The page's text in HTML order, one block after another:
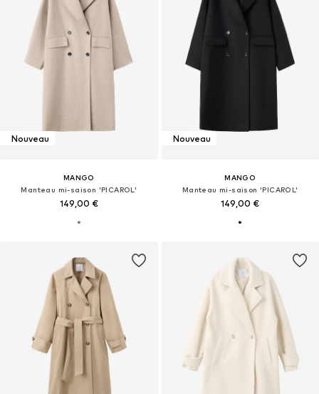
Nouveau
MANGO
Manteau mi-saison 'PICAROL'
149,00 €
Nouveau
MANGO
Manteau mi-saison 'PICAROL'
149,00 €